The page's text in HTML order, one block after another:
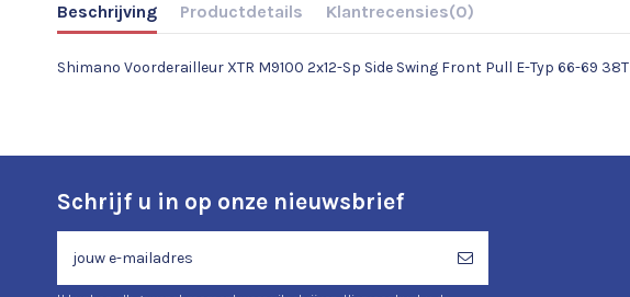
Beschrijving Productdetails Klantrecensies(0)
Shimano Voorderailleur XTR M9100 2x12-Sp Side Swing Front Pull E-Typ 66-69 38T
Schrijf u in op onze nieuwsbrief